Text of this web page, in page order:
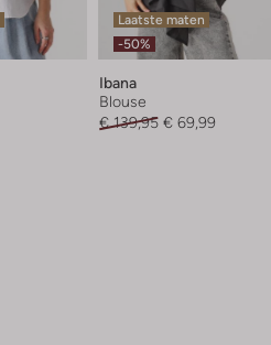
Laatste maten
-50%
Ibana
Blouse
€ 139,95 € 69,99